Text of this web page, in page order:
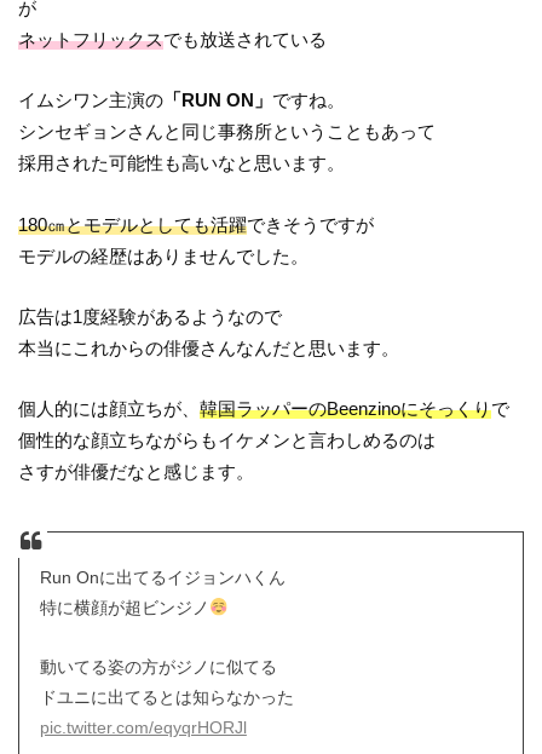
が
ネットフリックスでも放送されている
イムシワン主演の 「RUN ON」 ですね。
シンセギョンさんと同じ事務所ということもあって
採用された可能性も高いなと思います。
180㎝とモデルとしても活躍できそうですが
モデルの経歴はありませんでした。
広告は1度経験があるようなので
本当にこれからの俳優さんなんだと思います。
個人的には顔立ちが、韓国ラッパーのBeenzinoにそっくりで
個性的な顔立ちながらもイケメンと言わしめるのは
さすが俳優だなと感じます。
Run Onに出てるイジョンハくん
特に横顔が超ビンジノ
動いてる姿の方がジノに似てる
ドユニに出てるとは知らなかった
pic.twitter.com/eqyqrHORJl